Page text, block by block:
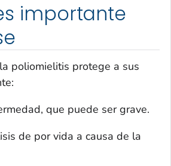
importante
poliomielitis protege a sus
que puede ser grave.
de por vida a causa de la